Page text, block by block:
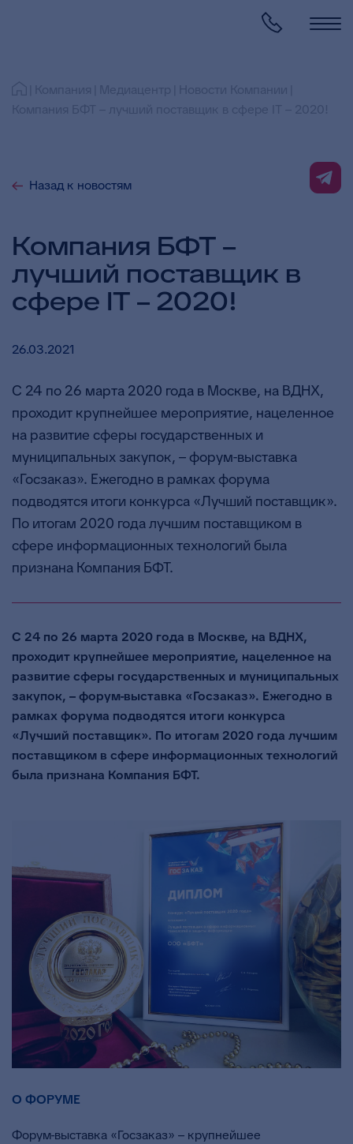
Назад к новостям
Компания БФТ –
лучший поставщик в
сфере IT – 2020!
26.03.2021
С 24 по 26 марта 2020 года в Москве, на ВДНХ,
проходит крупнейшее мероприятие, нацеленное
на развитие сферы государственных и
муниципальных закупок, – форум-выставка
«Госзаказ». Ежегодно в рамках форума
подводятся итоги конкурса «Лучший поставщик».
По итогам 2020 года лучшим поставщиком в
сфере информационных технологий была
признана Компания БФТ.
С 24 по 26 марта 2020 года в Москве, на ВДНХ,
проходит крупнейшее мероприятие, нацеленное на
развитие сферы государственных и муниципальных
закупок, – форум-выставка «Госзаказ». Ежегодно в
рамках форума подводятся итоги конкурса
«Лучший поставщик». По итогам 2020 года лучшим
поставщиком в сфере информационных технологий
была признана Компания БФТ.
О ФОРУМЕ
Форум-выставка «Госзаказ» – крупнейшее